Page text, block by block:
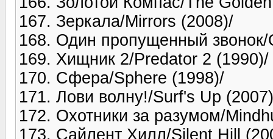
167. Зеркала/Mirrors (2008)/
168. Один пропущенный
169. Хищник 2/Predator 2 (1990)/
170. Сфера/Sphere (1998)/
171. Лови волну!/Surf's Up
172. Охотники за разумом/
173. Сайлент Хилл/Silent Hill